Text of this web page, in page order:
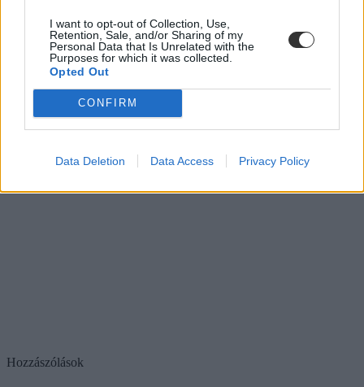
I want to opt-out of Collection, Use,
Retention, Sale, and/or Sharing of my
Personal Data that Is Unrelated with the
Purposes for which it was collected.
Opted Out
CONFIRM
Data Deletion Data Access Privacy Policy
Hozzászólások